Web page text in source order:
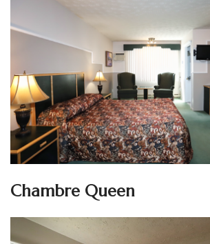
Chambre Queen